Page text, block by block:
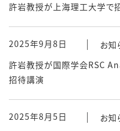
許岩教授が上海理工大学で
2025年9月8日 お知
許岩教授が国際学会RSC
招待講演
2025年8月5日 お知